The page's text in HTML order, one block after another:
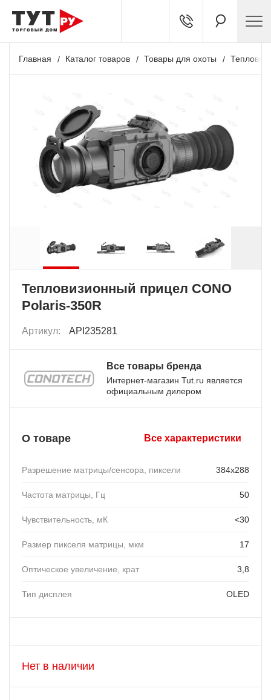
Главная Каталог товаров Товары для охоты
Тепловизионный прицел CONO
Polaris-350R
Артикул: API235281
Все товары бренда
Интернет-магазин Tut.ru является
официальным дилером
О товаре Все характеристики
Разрешение матрицы/сенсора, пиксели 384x288
Частота матрицы, Гц 50
Чувствительность, мК <30
Размер пикселя матрицы, мкм 17
Оптическое увеличение, крат 3,8
Тип дисплея OLED
Нет в наличии